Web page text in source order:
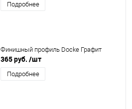
Подробнее
Финишный профиль Docke Графит
365 руб. /шт
Подробнее